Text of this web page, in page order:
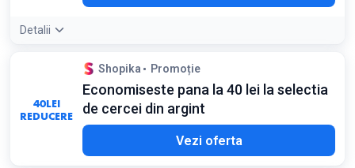
Detalii
40LEI
REDUCERE
Shopika Promoție
Economiseste pana la 40 lei la selectia
de cercei din argint
Vezi oferta